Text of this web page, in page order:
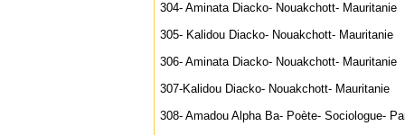
304- Aminata Diacko- Nouakchott- Mauritanie
305- Kalidou Diacko- Nouakchott- Mauritanie
306- Aminata Diacko- Nouakchott- Mauritanie
307-Kalidou Diacko- Nouakchott- Mauritanie
308- Amadou Alpha Ba- Poète- Sociologue-